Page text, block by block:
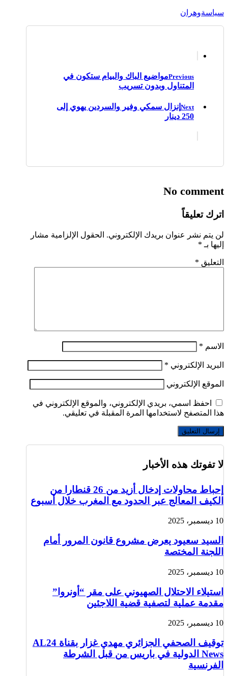
سياسةوهران
Previousمواضيع الباك والبيام ستكون في
المتناول وبدون تسريب
Next إنزال سمكي وفير والسردين يهوي إلى
250 دينار
No comment
اترك تعليقاً
لن يتم نشر عنوان بريدك الإلكتروني. الحقول الإلزامية مشار
إليها بـ *
التعليق *
الاسم *
البريد الإلكتروني *
الموقع الإلكتروني
احفظ اسمي، بريدي الإلكتروني، والموقع الإلكتروني في
هذا المتصفح لاستخدامها المرة المقبلة في تعليقي.
لا تفوتك هذه الأخبار
إحباط محاولات إدخال أزيد من 26 قنطارا من
الكيف المعالج عبر الحدود مع المغرب خلال أسبوع
10 ديسمبر، 2025
السيد سعيود يعرض مشروع قانون المرور أمام
اللجنة المختصة
10 ديسمبر، 2025
استيلاء الاحتلال الصهيوني على مقر “أونروا”
مقدمة عملية لتصفية قضية اللاجئين
10 ديسمبر، 2025
توقيف الصحفي الجزائري مهدي غزار بقناة AL24
News الدولية في باريس من قبل الشرطة
الفرنسية